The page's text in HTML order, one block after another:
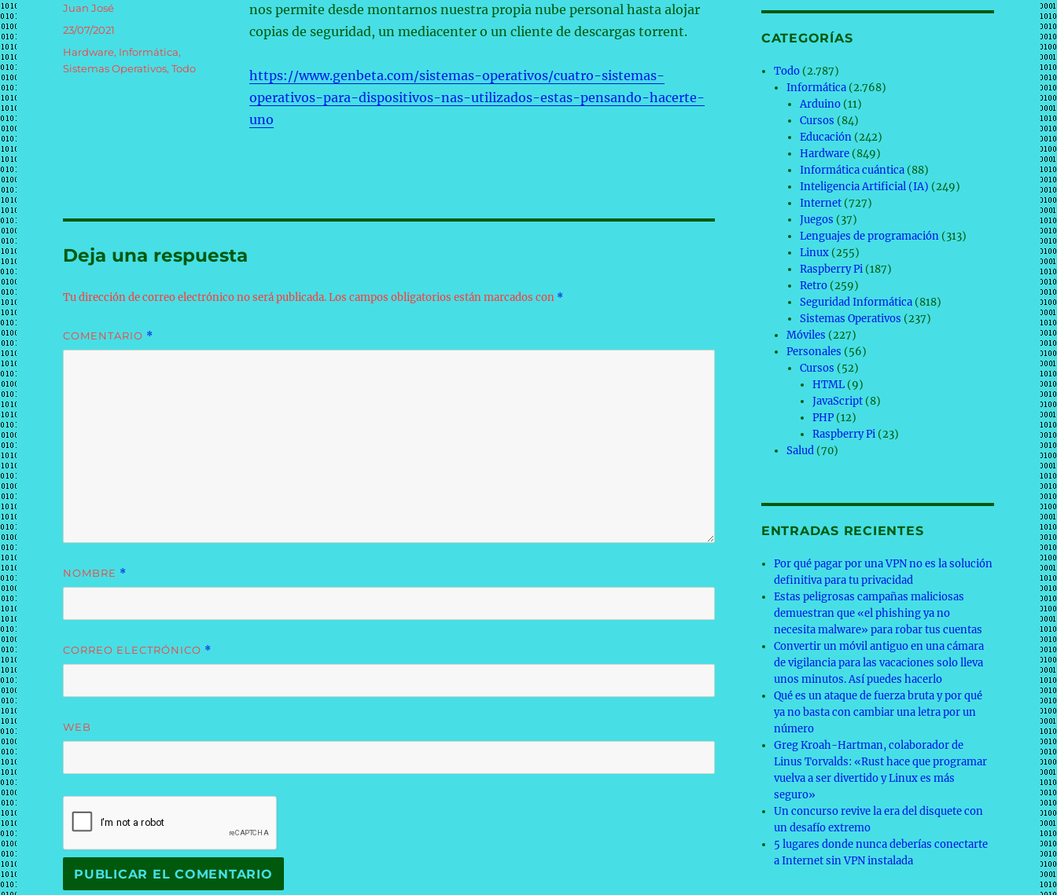
nos permite desde montarnos nuestra propia nube personal hasta alojar
copias de seguridad, un mediacenter o un cliente de descargas torrent.
https://www.genbeta.com/sistemas-operativos/cuatro-sistemas-
operativos-para-dispositivos-nas-utilizados-estas-pensando-hacerte-
uno
Autor
Juan José
Publicado
23/07/2021
Categorías
Hardware, Informática,
Sistemas Operativos,Todo
Deja una respuesta
Tu dirección de correo electrónico no será publicada.Los campos obligatorios están marcados con *
COMENTARIO *
NOMBRE *
CORREO ELECTRÓNICO *
WEB
CATEGORÍAS
Todo (2.787)
Informática (2.768)
Arduino(11)
Cursos (84)
Educación(242)
Hardware(849)
Informática cuántica(88)
Inteligencia Artificial (IA) (249)
Internet(727)
Juegos (37)
Lenguajes de programación(313)
Linux(255)
Raspberry Pi(187)
Retro(259)
Seguridad Informática(818)
Sistemas Operativos (237)
Móviles (227)
Personales (56)
Cursos (52)
HTML(9)
JavaScript(8)
PHP(12)
Raspberry Pi(23)
Salud (70)
ENTRADAS RECIENTES
Por qué pagar por una VPN no es la solución
definitiva para tu privacidad
Estas peligrosas campañas maliciosas
demuestran que «el phishing ya no
necesita malware» para robar tus cuentas
Convertir un móvil antiguo en una cámara
de vigilancia para las vacaciones solo lleva
unos minutos. Así puedes hacerlo
Qué es un ataque de fuerza bruta y por qué
ya no basta con cambiar una letra por un
número
Greg Kroah-Hartman, colaborador de
Linus Torvalds: «Rust hace que programar
vuelva a ser divertido y Linux es más
seguro»
Un concurso revive la era del disquete con
un desafío extremo
5 lugares donde nunca deberías conectarte
a Internet sin VPN instalada